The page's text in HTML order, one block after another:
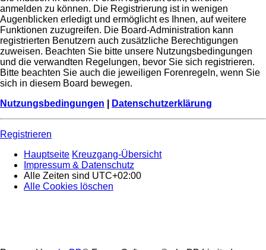
anmelden zu können. Die Registrierung ist in wenigen
Augenblicken erledigt und ermöglicht es Ihnen, auf weitere
Funktionen zuzugreifen. Die Board-Administration kann
registrierten Benutzern auch zusätzliche Berechtigungen
zuweisen. Beachten Sie bitte unsere Nutzungsbedingungen
und die verwandten Regelungen, bevor Sie sich registrieren.
Bitte beachten Sie auch die jeweiligen Forenregeln, wenn Sie
sich in diesem Board bewegen.
Nutzungsbedingungen
Datenschutzerklärung
Registrieren
Hauptseite Kreuzgang-Übersicht
Impressum & Datenschutz
Alle Zeiten sind UTC+02:00
Alle Cookies löschen